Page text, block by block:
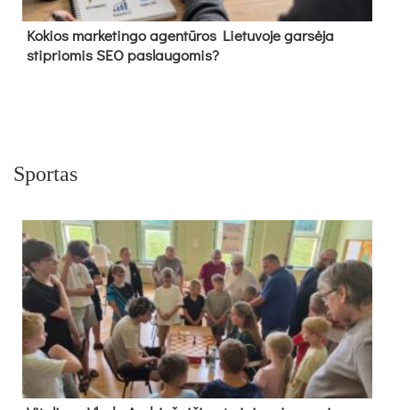
Kokios marketingo agentūros Lietuvoje garsėja
stipriomis SEO paslaugomis?
Sportas